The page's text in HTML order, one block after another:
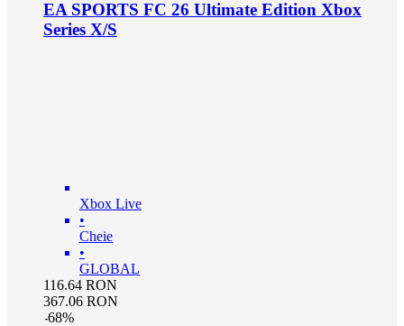
EA SPORTS FC 26 Ultimate Edition Xbox
Series X/S
Xbox Live
•
Cheie
•
GLOBAL
116.64 RON
367.06 RON
-68%